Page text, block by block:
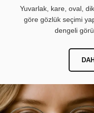
Yuvarlak, kare, oval,
göre gözlük seçimi
dengeli